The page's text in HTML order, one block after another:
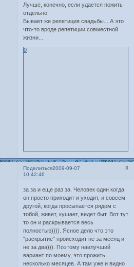
Лучше, конечно, если удается пожить
отдельно.
Бывает же репетиция свадьбы... А это
что-то вроде репетиции совместной
жизни...
0
Поделиться 3
2009-09-07
10:42:46
за за и еще раз за. Человек один когда
он просто приходит и уходит, и совсем
другой, когда просыпается рядом с
тобой, живет, кушает, ведет быт. Вот тут
то он и раскрывается весь
полностью)))). Ясное дело что это
"раскрытие" происходит не за месяц и
не за два))). Поэтому наилучший
вариант по моему, это прожить
несколько месяцев. А там уже и видно